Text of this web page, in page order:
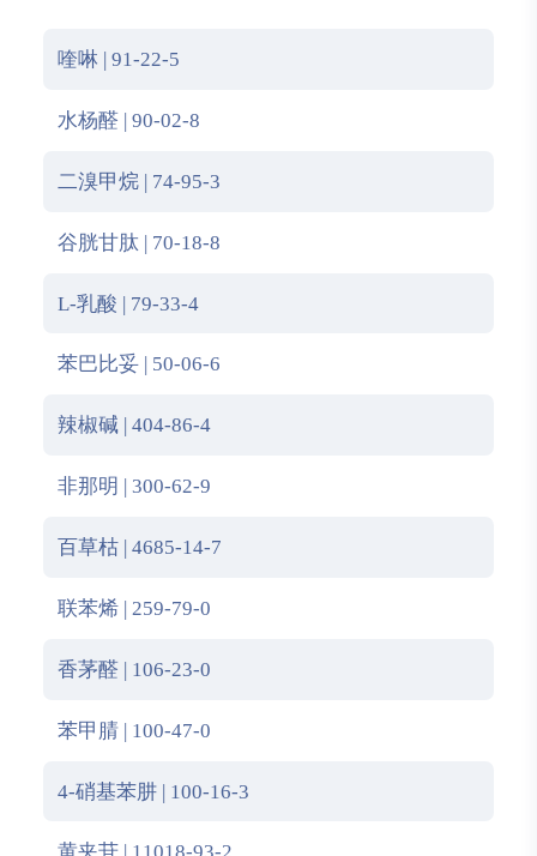
喹啉 | 91-22-5
水杨醛 | 90-02-8
二溴甲烷 | 74-95-3
谷胱甘肽 | 70-18-8
L-乳酸 | 79-33-4
苯巴比妥 | 50-06-6
辣椒碱 | 404-86-4
非那明 | 300-62-9
百草枯 | 4685-14-7
联苯烯 | 259-79-0
香茅醛 | 106-23-0
苯甲腈 | 100-47-0
4-硝基苯肼 | 100-16-3